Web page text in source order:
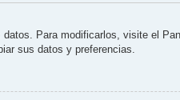
Para modificarlos, visite el
sus datos y preferencias.